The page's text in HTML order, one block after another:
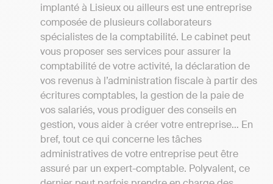
implanté à Lisieux ou ailleurs est une entreprise
composée de plusieurs collaborateurs
spécialistes de la comptabilité. Le cabinet peut
vous proposer ses services pour assurer la
comptabilité de votre activité, la déclaration de
vos revenus à l’administration fiscale à partir des
écritures comptables, la gestion de la paie de
vos salariés, vous prodiguer des conseils en
gestion, vous aider à créer votre entreprise… En
bref, tout ce qui concerne les tâches
administratives de votre entreprise peut être
assuré par un expert-comptable. Polyvalent, ce